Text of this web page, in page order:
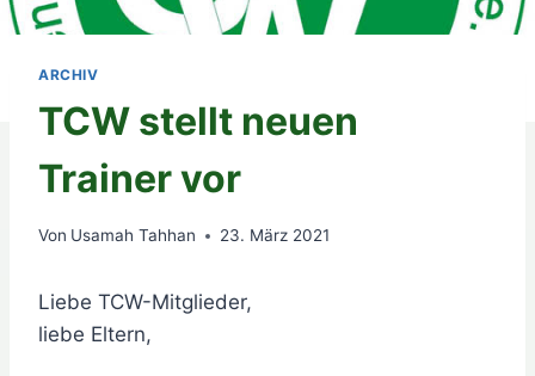
ARCHIV
TCW stellt neuen
Trainer vor
Von Usamah Tahhan 23. März 2021
Liebe TCW-Mitglieder,
liebe Eltern,